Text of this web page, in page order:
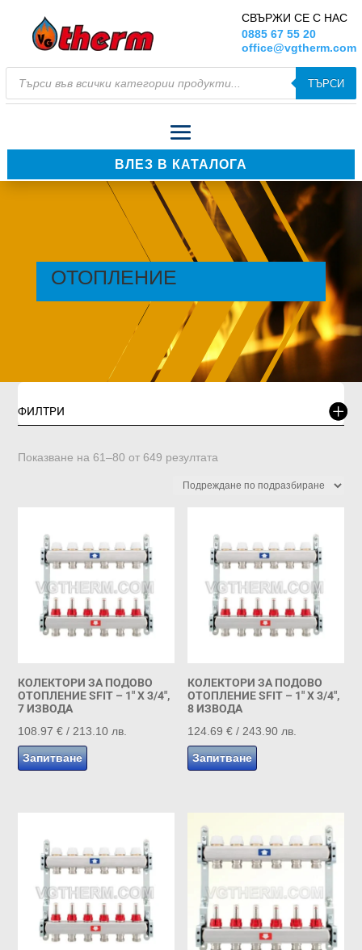
СВЪРЖИ СЕ С НАС
0885 67 55 20
office@vgtherm.com
Products
search
ТЪРСИ
ВЛЕЗ В КАТАЛОГА
ОТОПЛЕНИЕ
ФИЛТРИ
Показване на 61–80 от 649 резултата
КОЛЕКТОРИ ЗА ПОДОВО
ОТОПЛЕНИЕ SFIT – 1″ X 3/4″,
7 ИЗВОДА
108.97€ / 213.10 лв.
Запитване
КОЛЕКТОРИ ЗА ПОДОВО
ОТОПЛЕНИЕ SFIT – 1″ X 3/4″,
8 ИЗВОДА
124.69€ / 243.90 лв.
Запитване